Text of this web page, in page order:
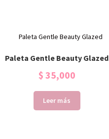
Paleta Gentle Beauty Glazed
$ 35,000
Leer más